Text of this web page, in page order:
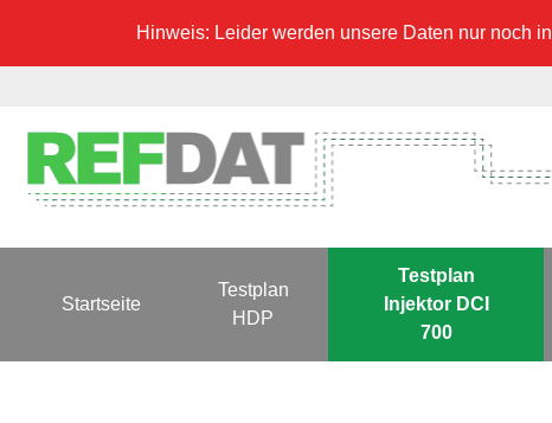
Hinweis: Leider werden unsere Daten nur noch
Startseite
Testplan
HDP
Testplan
Injektor DCI
700